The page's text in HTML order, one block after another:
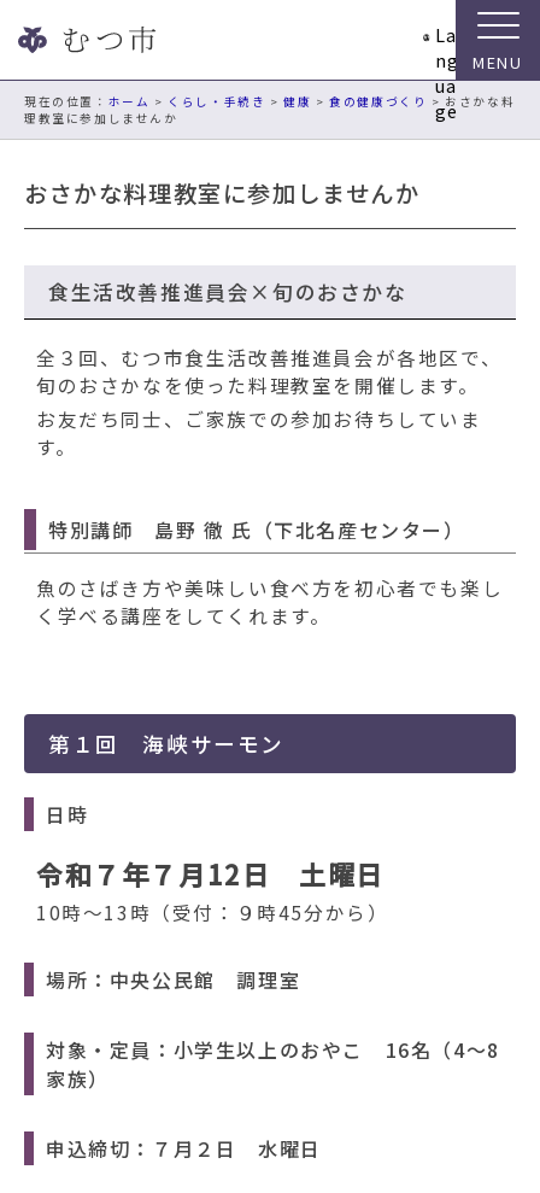
ビ
La
ng
ua
ge
現在の位置： ホーム > くらし・手続き >健康 >食の健康づくり > おさかな料
理教室に参加しませんか
おさかな料理教室に参加しませんか
食生活改善推進員会×旬のおさかな
全３回、むつ市食生活改善推進員会が各地区で、
旬のおさかなを使った料理教室を開催します。
お友だち同士、ご家族での参加お待ちしていま
す。
特別講師 島野 徹 氏（下北名産センター）
魚のさばき方や美味しい食べ方を初心者でも楽し
く学べる講座をしてくれます。
第１回 海峡サーモン
日時
令和７年７月12日 土曜日
10時～13時（受付：９時45分から）
場所：中央公民館 調理室
対象・定員：小学生以上のおやこ 16名（4～8
家族）
申込締切：７月２日 水曜日